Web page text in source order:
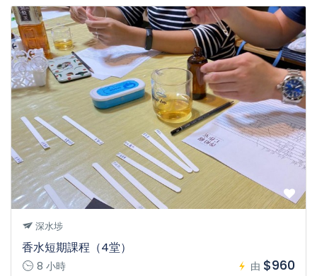
深水埗
香水短期課程（4堂）
8 小時 由 $960